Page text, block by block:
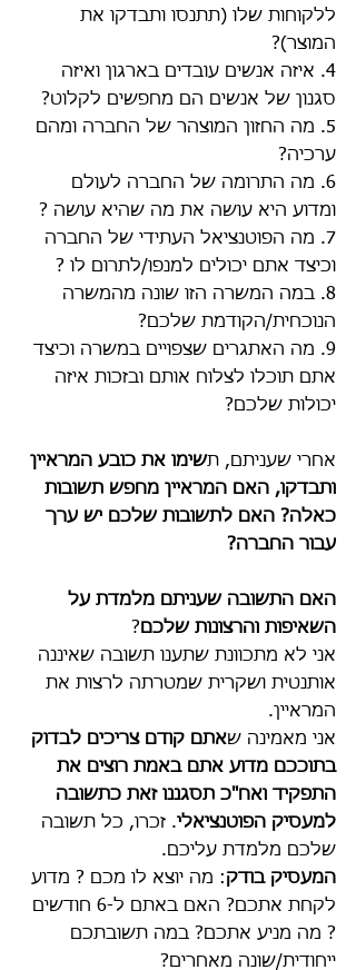
ללקוחות שלו (תתנסו ותבדקו את
המוצר)?
4. איזה אנשים עובדים בארגון ואיזה
סגנון של אנשים הם מחפשים לקלוט?
5. מה החזון המוצהר של החברה ומהם
ערכיה?
6. מה התרומה של החברה לעולם
ומדוע היא עושה את מה שהיא עושה ?
7. מה הפוטנציאל העתידי של החברה
וכיצד אתם יכולים למנפו/לתרום לו ?
8. במה המשרה הזו שונה מהמשרה
הנוכחית/הקודמת שלכם?
9. מה האתגרים שצפויים במשרה וכיצד
אתם תוכלו לצלוח אותם ובזכות איזה
יכולות שלכם?
אחרי שעניתם, תשימו את כובע המראיין
ותבדקו, האם המראיין מחפש תשובות
כאלה? האם לתשובות שלכם יש ערך
עבור החברה?
האם התשובה שעניתם מלמדת על
השאיפות והרצונות שלכם?
אני לא מתכוונת שתענו תשובה שאיננה
אותנטית ושקרית שמטרתה לרצות את
המראיין.
אני מאמינה שאתם קודם צריכים לבדוק
בתוככם מדוע אתם באמת רוצים את
התפקיד ואח"כ תסגננו זאת כתשובה
למעסיק הפוטנציאלי. זכרו, כל תשובה
שלכם מלמדת עליכם.
המעסיק בודק: מה יוצא לו מכם ? מדוע
לקחת אתכם? האם באתם ל-6 חודשים
? מה מניע אתכם? במה תשובתכם
ייחודית/שונה מאחרים?